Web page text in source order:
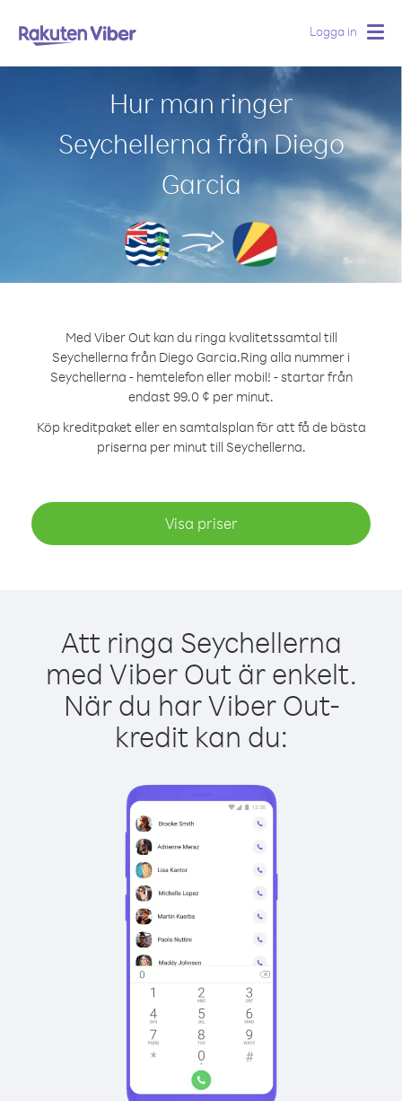
Logga in
Hur man ringer
Seychellerna från Diego
Garcia
Med Viber Out kan du ringa kvalitetssamtal till
Seychellerna från Diego Garcia.Ring alla nummer i
Seychellerna - hemtelefon eller mobil! - startar från
endast 99.0 ¢ per minut.
Köp kreditpaket eller en samtalsplan för att få de bästa
priserna per minut till Seychellerna.
Visa priser
Att ringa Seychellerna
med Viber Out är enkelt.
När du har Viber Out-
kredit kan du: